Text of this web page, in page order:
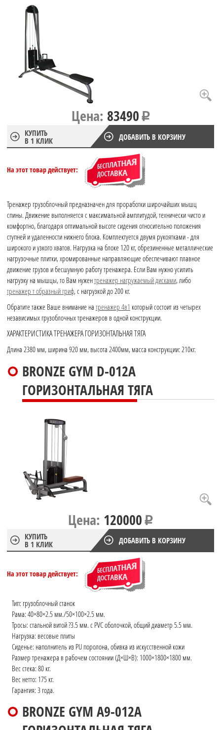
Цена: 83490
КУПИТЬ
В 1 КЛИК
ДОБАВИТЬ В КОРЗИНУ
На этот товар действует:
Тренажер грузоблочный предназначен для проработки широчайших мышц
спины. Движение выполняется с максимальной амплитудой, технически чисто и
комфортно, благодаря оптимальной высоте сидения относительно положения
ступней и удаленности нижнего блока. Комплектуется двумя рукоятками - для
широкого и узкого хватов. Нагрузка на блоке 120 кг, обрезиненные металлические
нагрузочные плитки, хромированные направляющие обеспечивают плавное
движение грузов и бесшумную работу тренажера. Если Вам нужно усилить
нагрузку на мышцы, то Вам нужентренажер нагружаемый дисками, либо
тренажер т образный гриф, с нагрузкой до 200 кг.
Обратите также Ваше внимание натренажер 4в1 который состоит из четырех
независимых грузоблочных тренажеров в одной конструкции.
ХАРАКТЕРИСТИКА ТРЕНАЖЕРА ГОРИЗОНТАЛЬНАЯ ТЯГА
Длина 2380 мм, ширина 920 мм, высота 2400мм, масса конструкции: 210кг.
BRONZE GYM D-012A
ГОРИЗОНТАЛЬНАЯ ТЯГА
Цена: 120000
КУПИТЬ
В 1 КЛИК
ДОБАВИТЬ В КОРЗИНУ
На этот товар действует:
Тип: грузоблочный станок
Рама: 40×80×2.5 мм./50×100×2.5 мм.
Тросы: стальной витой ?3.5 мм. с PVC оболочкой, общий диаметр 5.5 мм.
Нагрузка: весовые плиты
Сиденье: наполнитель из PU поролона, обивка из искусственной кожи
Размер тренажера в рабочем состоянии (Д×Ш×В): 1000×1800×1800 мм.
Вес стека: 80 кг.
Вес нетто: 175 кг.
Гарантия: 3 года.
BRONZE GYM A9-012A